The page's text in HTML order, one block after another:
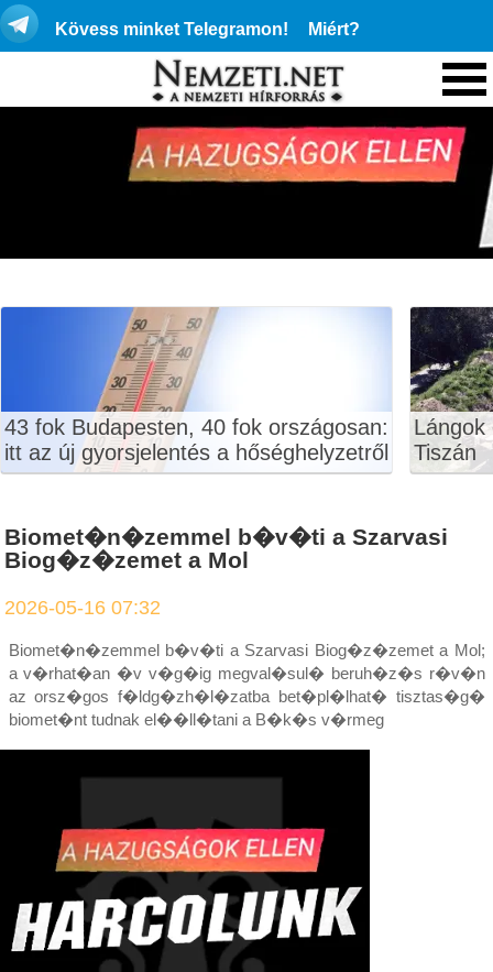
Kövess minket Telegramon! Miért?
43 fok Budapesten, 40 fok országosan:
itt az új gyorsjelentés a hőséghelyzetről
Lángok
Tiszán
Biomet�n�zemmel b�v�ti a Szarvasi
Biog�z�zemet a Mol
2026-05-16 07:32
Biomet�n�zemmel b�v�ti a Szarvasi Biog�z�zemet a Mol;
a v�rhat�an �v v�g�ig megval�sul� beruh�z�s r�v�n
az orsz�gos f�ldg�zh�l�zatba bet�pl�lhat� tisztas�g�
biomet�nt tudnak el��ll�tani a B�k�s v�rmeg